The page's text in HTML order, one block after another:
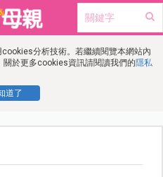
分析技術。若繼續閱覽本網站內
於更多cookies資訊請閱讀我們的隱私
道了